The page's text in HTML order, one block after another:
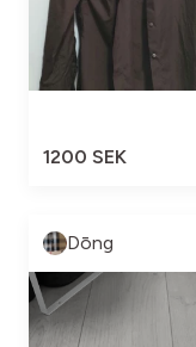
1200 SEK
Dōng